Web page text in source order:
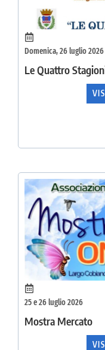
Domenica, 26 luglio 2026
Le Quattro
25 e 26 luglio 2026
Mostra Mercato